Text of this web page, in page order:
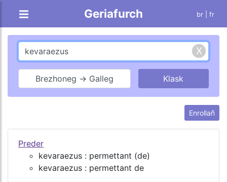
Geriafurch br | fr
Brezhoneg → Galleg
Enrollañ
Preder
kevaraezus : permettant (de)
kevaraezus : permettant de